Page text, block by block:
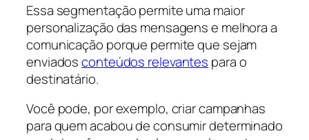
Essa segmentação permite uma maior
personalização das mensagens e melhora a
comunicação porque permite que sejam
enviadosconteúdos relevantes para o
destinatário.
Você pode, por exemplo, criar campanhas
para quem acabou de consumir determinado